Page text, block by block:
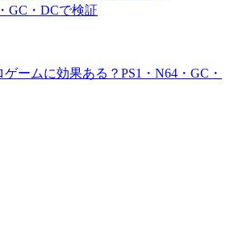
ゲームに効果ある？PS1・N64・GC・